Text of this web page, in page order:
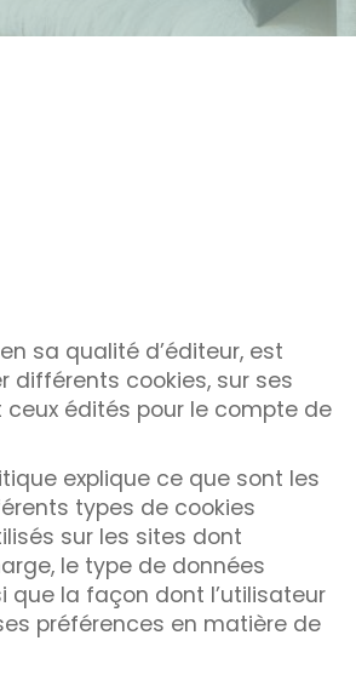
en sa qualité d’éditeur, est
différents cookies, sur ses
ceux édités pour le compte de
explique ce que sont les
types de cookies
sur les sites dont
le type de données
que la façon dont l’utilisateur
préférences en matière de